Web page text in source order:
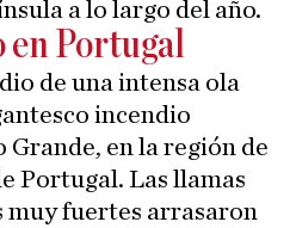
a lo largo del año.
en Portugal
de una intensa ola
incendio
en la región de
Portugal. Las llamas
muy fuertes arrasaron